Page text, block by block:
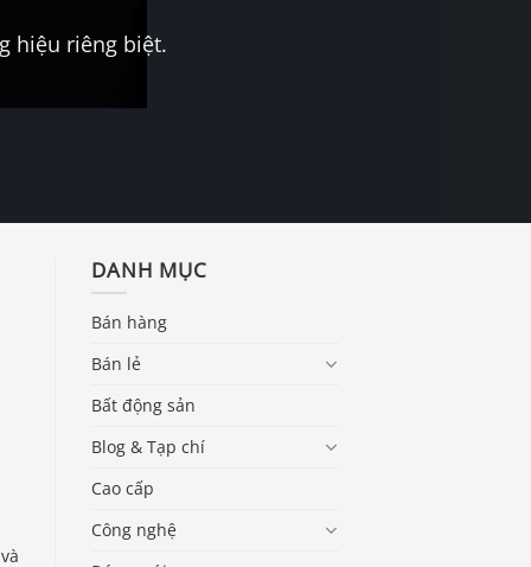
hiệu riêng biệt.
DANH MỤC
Bán hàng
Bán lẻ
Bất động sản
Blog & Tạp chí
Cao cấp
Công nghệ